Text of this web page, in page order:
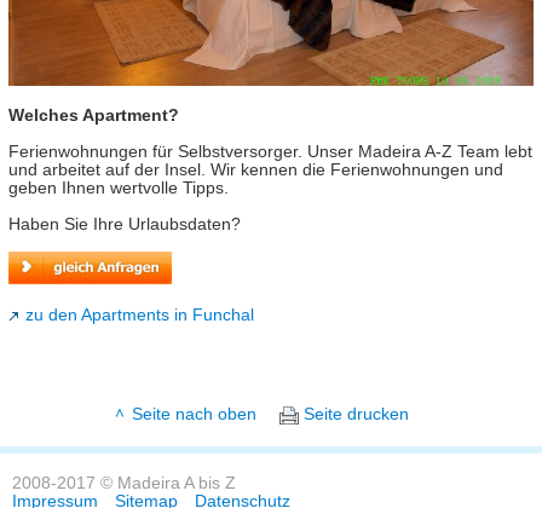
Welches Apartment?
Ferienwohnungen für Selbstversorger. Unser Madeira A-Z Team lebt
und arbeitet auf der Insel. Wir kennen die Ferienwohnungen und
geben Ihnen wertvolle Tipps.
Haben Sie Ihre Urlaubsdaten?
zu den Apartments in Funchal
Seite nach oben Seite drucken
2008-2017 © Madeira A bis Z
Impressum
Sitemap Datenschutz